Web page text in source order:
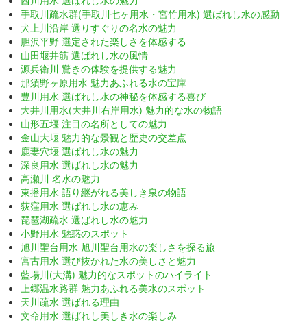
手取川疏水群(手取川七ヶ用水・宮竹用水) 選ばれし水の感動
犬上川沿岸 選りすぐりの名水の魅力
胆沢平野 選定された楽しさを体感する
山田堰井筋 選ばれし水の風情
源兵衛川 驚きの体験を提供する魅力
那須野ヶ原用水 魅力あふれる水の宝庫
豊川用水 選ばれし水の神秘を体感する喜び
大井川用水(大井川右岸用水) 魅力的な水の物語
山形五堰 注目の名所としての魅力
金山大堰 魅力的な景観と歴史の交差点
鹿妻穴堰 選ばれし水の魅力
深良用水 選ばれし水の魅力
高瀬川 名水の魅力
東播用水 語り継がれる美しき泉の物語
荻窪用水 選ばれし水の恵み
琵琶湖疏水 選ばれし水の魅力
小野用水 魅惑のスポット
旭川聖台用水 旭川聖台用水の楽しさを探る旅
宮古用水 選び抜かれた水の美しさと魅力
藍場川(大溝) 魅力的なスポットのハイライト
上郷温水路群 魅力あふれる美水のスポット
天川疏水 選ばれる理由
文命用水 選ばれし美しき水の楽しみ